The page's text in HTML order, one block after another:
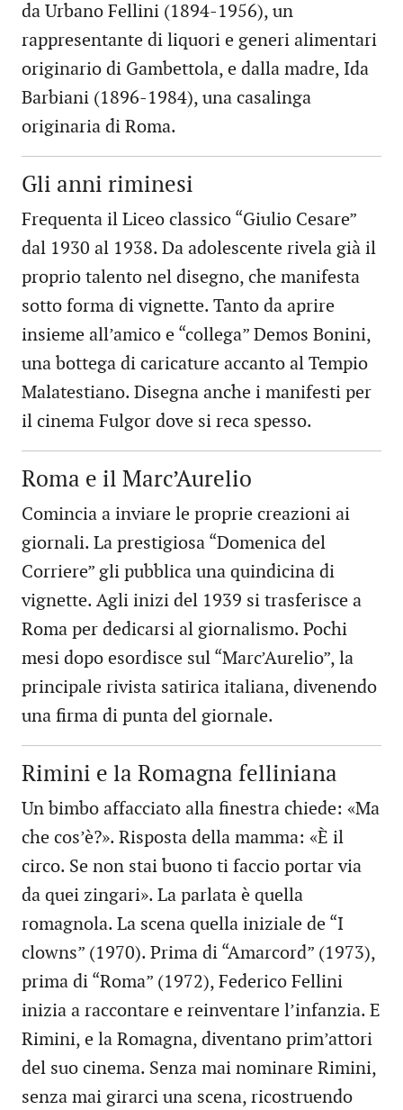
da Urbano Fellini (1894-1956), un
rappresentante di liquori e generi alimentari
originario di Gambettola, e dalla madre, Ida
Barbiani (1896-1984), una casalinga
originaria di Roma.
Gli anni riminesi
Frequenta il Liceo classico “Giulio Cesare”
dal 1930 al 1938. Da adolescente rivela già il
proprio talento nel disegno, che manifesta
sotto forma di vignette. Tanto da aprire
insieme all’amico e “collega” Demos Bonini,
una bottega di caricature accanto al Tempio
Malatestiano. Disegna anche i manifesti per
il cinema Fulgor dove si reca spesso.
Roma e il Marc’Aurelio
Comincia a inviare le proprie creazioni ai
giornali. La prestigiosa “Domenica del
Corriere” gli pubblica una quindicina di
vignette. Agli inizi del 1939 si trasferisce a
Roma per dedicarsi al giornalismo. Pochi
mesi dopo esordisce sul “Marc’Aurelio”, la
principale rivista satirica italiana, divenendo
una firma di punta del giornale.
Rimini e la Romagna felliniana
Un bimbo affacciato alla finestra chiede: «Ma
che cos’è?». Risposta della mamma: «È il
circo. Se non stai buono ti faccio portar via
da quei zingari». La parlata è quella
romagnola. La scena quella iniziale de “I
clowns” (1970). Prima di “Amarcord” (1973),
prima di “Roma” (1972), Federico Fellini
inizia a raccontare e reinventare l’infanzia. E
Rimini, e la Romagna, diventano prim’attori
del suo cinema. Senza mai nominare Rimini,
senza mai girarci una scena, ricostruendo